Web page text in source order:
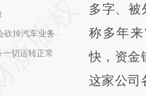
砍掉汽车业务
一切运转正常
多字、被
称多年
快，资金
这家公司